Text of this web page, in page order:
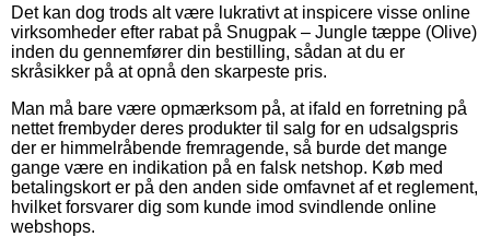
Det kan dog trods alt være lukrativt at inspicere visse online
virksomheder efter rabat på Snugpak – Jungle tæppe (Olive)
inden du gennemfører din bestilling, sådan at du er
skråsikker på at opnå den skarpeste pris.
Man må bare være opmærksom på, at ifald en forretning på
nettet frembyder deres produkter til salg for en udsalgspris
der er himmelråbende fremragende, så burde det mange
gange være en indikation på en falsk netshop. Køb med
betalingskort er på den anden side omfavnet af et reglement,
hvilket forsvarer dig som kunde imod svindlende online
webshops.